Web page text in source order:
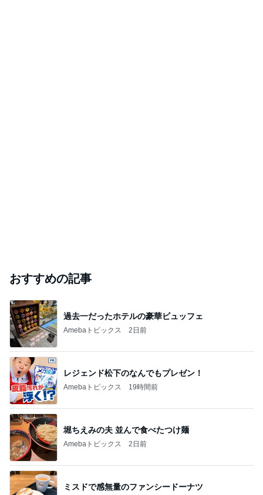
おすすめの記事
過去一だったホテルの豪華ビュッフェ
Amebaトピックス 2日前
レジェンド松下のなんでもプレゼン！
Amebaトピックス 19時間前
堀ちえみの夫 並んで食べたつけ麺
Amebaトピックス 2日前
ミスドで感無量のファンシードーナツ